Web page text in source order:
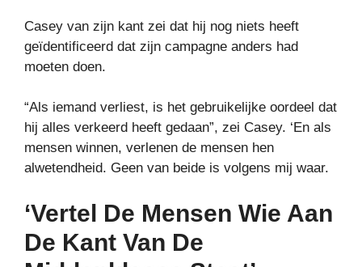
Casey van zijn kant zei dat hij nog niets heeft
geïdentificeerd dat zijn campagne anders had
moeten doen.
“Als iemand verliest, is het gebruikelijke oordeel dat
hij alles verkeerd heeft gedaan”, zei Casey. ‘En als
mensen winnen, verlenen de mensen hen
alwetendheid. Geen van beide is volgens mij waar.
‘Vertel De Mensen Wie Aan
De Kant Van De